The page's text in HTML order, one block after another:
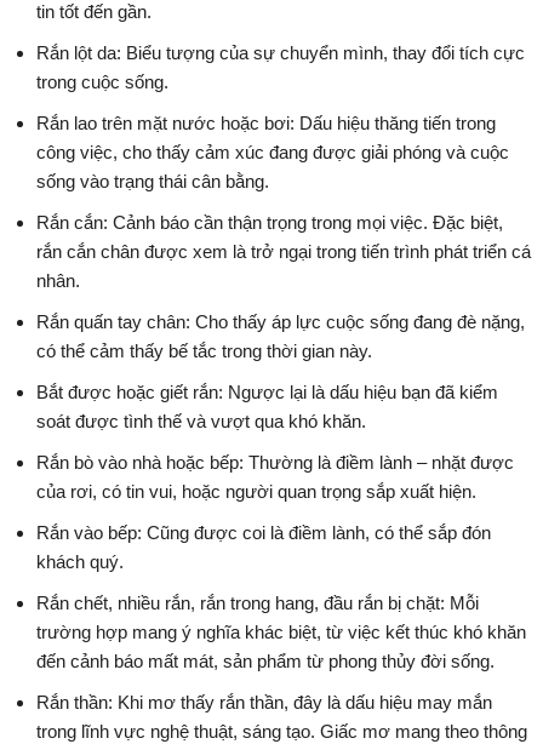
tin tốt đến gần.
Rắn lột da: Biểu tượng của sự chuyển mình, thay đổi tích cực
trong cuộc sống.
Rắn lao trên mặt nước hoặc bơi: Dấu hiệu thăng tiến trong
công việc, cho thấy cảm xúc đang được giải phóng và cuộc
sống vào trạng thái cân bằng.
Rắn cắn: Cảnh báo cần thận trọng trong mọi việc. Đặc biệt,
rắn cắn chân được xem là trở ngại trong tiến trình phát triển cá
nhân.
Rắn quấn tay chân: Cho thấy áp lực cuộc sống đang đè nặng,
có thể cảm thấy bế tắc trong thời gian này.
Bắt được hoặc giết rắn: Ngược lại là dấu hiệu bạn đã kiểm
soát được tình thế và vượt qua khó khăn.
Rắn bò vào nhà hoặc bếp: Thường là điềm lành – nhặt được
của rơi, có tin vui, hoặc người quan trọng sắp xuất hiện.
Rắn vào bếp: Cũng được coi là điềm lành, có thể sắp đón
khách quý.
Rắn chết, nhiều rắn, rắn trong hang, đầu rắn bị chặt: Mỗi
trường hợp mang ý nghĩa khác biệt, từ việc kết thúc khó khăn
đến cảnh báo mất mát, sản phẩm từ phong thủy đời sống.
Rắn thần: Khi mơ thấy rắn thần, đây là dấu hiệu may mắn
trong lĩnh vực nghệ thuật, sáng tạo. Giấc mơ mang theo thông